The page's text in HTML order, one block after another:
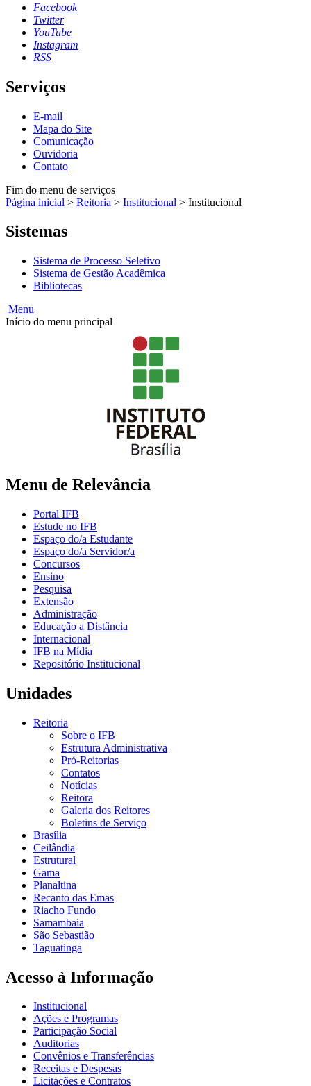
Facebook
Twitter
YouTube
Instagram
RSS
Serviços
E-mail
Mapa do Site
Comunicação
Ouvidoria
Contato
Fim do menu de serviços
Página inicial > Reitoria > Institucional > Institucional
Sistemas
Sistema de Processo Seletivo
Sistema de Gestão Acadêmica
Bibliotecas
Menu
Início do menu principal
Menu de Relevância
Portal IFB
Estude no IFB
Espaço do/a Estudante
Espaço do/a Servidor/a
Concursos
Ensino
Pesquisa
Extensão
Administração
Educação a Distância
Internacional
IFB na Mídia
Repositório Institucional
Unidades
Reitoria
Sobre o IFB
Estrutura Administrativa
Pró-Reitorias
Contatos
Notícias
Reitora
Galeria dos Reitores
Boletins de Serviço
Brasília
Ceilândia
Estrutural
Gama
Planaltina
Recanto das Emas
Riacho Fundo
Samambaia
São Sebastião
Taguatinga
Acesso à Informação
Institucional
Ações e Programas
Participação Social
Auditorias
Convênios e Transferências
Receitas e Despesas
Licitações e Contratos